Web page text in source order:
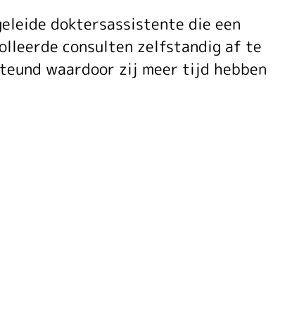
doktersassistente die een
consulten zelfstandig af te
waardoor zij meer tijd hebben